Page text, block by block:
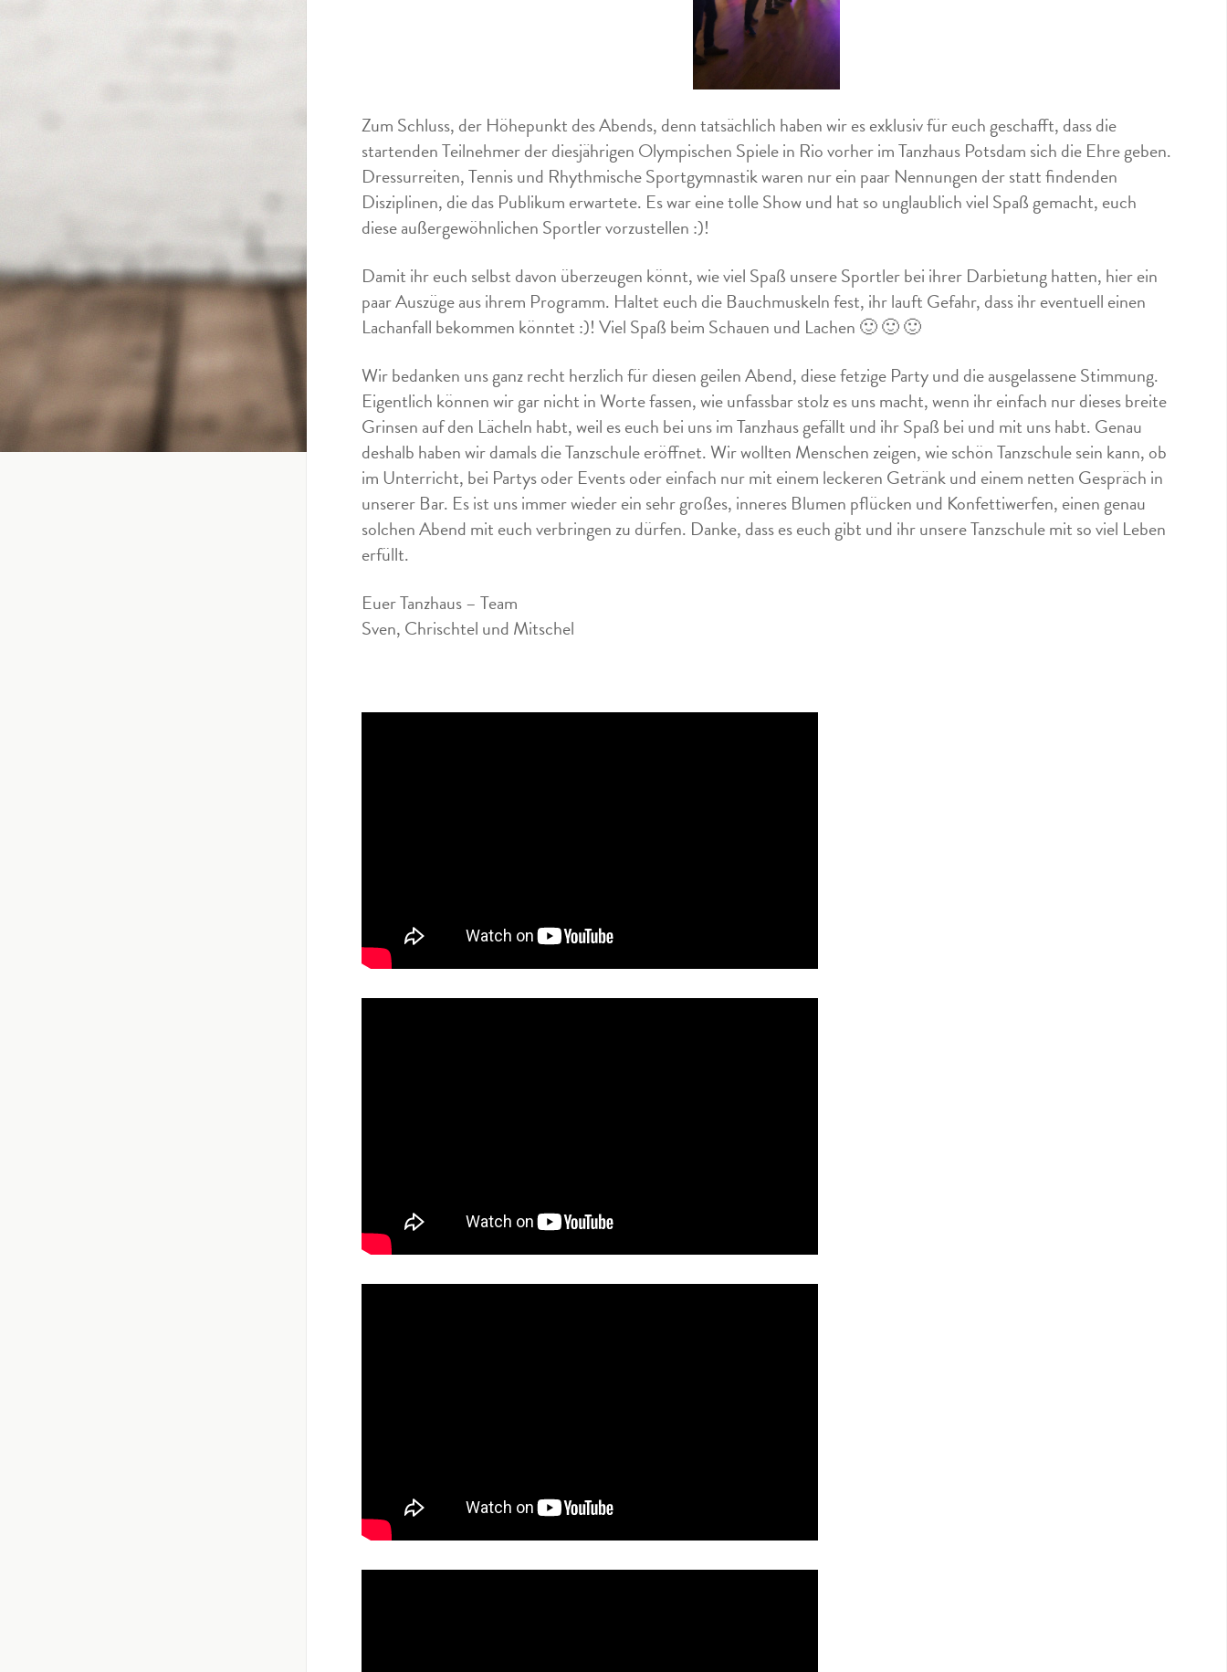
Zum Schluss, der Höhepunkt des Abends, denn tatsächlich haben wir es exklusiv für euch geschafft, dass die
startenden Teilnehmer der diesjährigen Olympischen Spiele in Rio vorher im Tanzhaus Potsdam sich die Ehre geben.
Dressurreiten, Tennis und Rhythmische Sportgymnastik waren nur ein paar Nennungen der statt findenden
Disziplinen, die das Publikum erwartete. Es war eine tolle Show und hat so unglaublich viel Spaß gemacht, euch
diese außergewöhnlichen Sportler vorzustellen :)!
Damit ihr euch selbst davon überzeugen könnt, wie viel Spaß unsere Sportler bei ihrer Darbietung hatten, hier ein
paar Auszüge aus ihrem Programm. Haltet euch die Bauchmuskeln fest, ihr lauft Gefahr, dass ihr eventuell einen
Lachanfall bekommen könntet :)! Viel Spaß beim Schauen und Lachen 🙂 🙂 🙂
Wir bedanken uns ganz recht herzlich für diesen geilen Abend, diese fetzige Party und die ausgelassene Stimmung.
Eigentlich können wir gar nicht in Worte fassen, wie unfassbar stolz es uns macht, wenn ihr einfach nur dieses breite
Grinsen auf den Lächeln habt, weil es euch bei uns im Tanzhaus gefällt und ihr Spaß bei und mit uns habt. Genau
deshalb haben wir damals die Tanzschule eröffnet. Wir wollten Menschen zeigen, wie schön Tanzschule sein kann, ob
im Unterricht, bei Partys oder Events oder einfach nur mit einem leckeren Getränk und einem netten Gespräch in
unserer Bar. Es ist uns immer wieder ein sehr großes, inneres Blumen pflücken und Konfettiwerfen, einen genau
solchen Abend mit euch verbringen zu dürfen. Danke, dass es euch gibt und ihr unsere Tanzschule mit so viel Leben
erfüllt.
Euer Tanzhaus – Team
Sven, Chrischtel und Mitschel